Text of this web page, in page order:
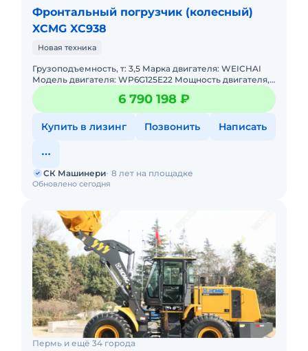
Фронтальный погрузчик (колесный)
XCMG XC938
Новая техника
Грузоподъемность, т: 3,5 Марка двигателя: WEICHAI
Модель двигателя: WP6G125E22 Мощность двигателя,
л.с: 125 Мощность, кВт: 92 Эксплуатационная масса, т: 1
6 790 198 ₽
Купить в лизинг Позвонить Написать
Обновлено сегодня
СК Машинери 8 лет на площадке
Пермь и ещё 34 города